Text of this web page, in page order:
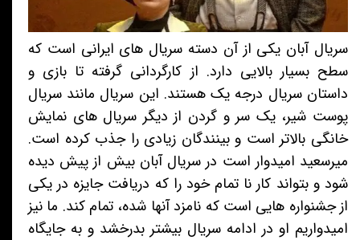
سریال آبان یکی از آن دسته سریال های ایرانی است که
سطح بسیار بالایی دارد. از کارگردانی گرفته تا بازی و
داستان سریال درجه یک هستند. این سریال مانند سریال
پوست شیر، یک سر و گردن از دیگر سریال های نمایش
خانگی بالاتر است و بینندگان زیادی را جذب کرده است.
میرسعید امیدوار است در سریال آبان بیش از پیش دیده
شود و بتواند کار نا تمام خود را که دریافت جایزه در یکی
از جشنواره هایی است که نامزد آنها شده، تمام کند. ما نیز
امیدواریم او در ادامه سریال بیشتر بدرخشد و به جایگاه